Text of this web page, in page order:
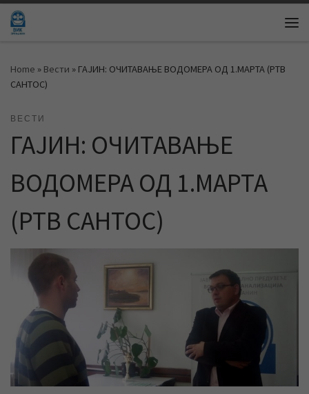
Skip to content
Home » Вести » ГАЈИН: ОЧИТАВАЊЕ ВОДОМЕРА ОД 1.МАРТА (РТВ
САНТОС)
ВЕСТИ
ГАЈИН: ОЧИТАВАЊЕ
ВОДОМЕРА ОД 1.МАРТА
(РТВ САНТОС)